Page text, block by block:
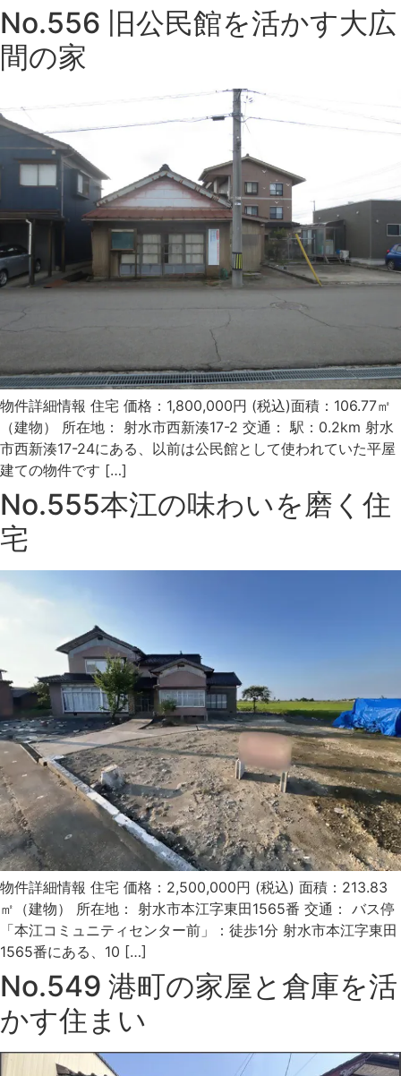
No.556 旧公民館を活かす大広
間の家
物件詳細情報 住宅 価格：1,800,000円 (税込)面積：106.77㎡
（建物） 所在地： 射水市西新湊17-2 交通： 駅：0.2km 射水
市西新湊17-24にある、以前は公民館として使われていた平屋
建ての物件です […]
No.555本江の味わいを磨く住
宅
物件詳細情報 住宅 価格：2,500,000円 (税込) 面積：213.83
㎡（建物） 所在地： 射水市本江字東田1565番 交通： バス停
「本江コミュニティセンター前」：徒歩1分 射水市本江字東田
1565番にある、10 […]
No.549 港町の家屋と倉庫を活
かす住まい